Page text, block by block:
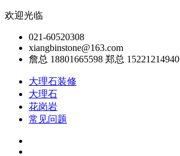
欢迎光临
021-60520308
xiangbinstone@163.com
詹总 18801665598 郑总 15221214940
大理石装修
大理石
花岗岩
常见问题